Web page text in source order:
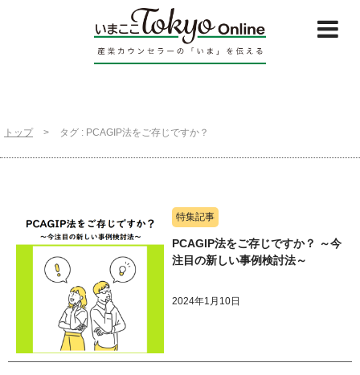
トップ > タグ : PCAGIP法をご存じですか？
特集記事
PCAGIP法をご存じですか？ ～今
注目の新しい事例検討法～
2024年1月10日